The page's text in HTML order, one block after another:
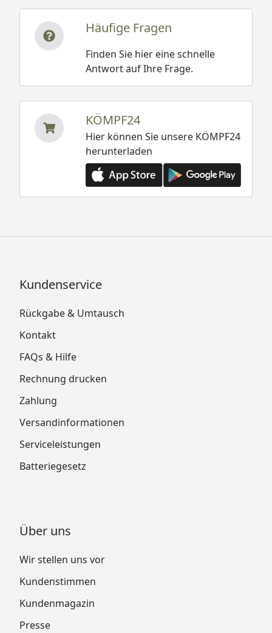
Häufige Fragen
Finden Sie hier eine schnelle
Antwort auf Ihre Frage.
KÖMPF24
Hier können Sie unsere KÖMPF24
herunterladen
Kundenservice
Rückgabe & Umtausch
Kontakt
FAQs & Hilfe
Rechnung drucken
Zahlung
Versandinformationen
Serviceleistungen
Batteriegesetz
Über uns
Wir stellen uns vor
Kundenstimmen
Kundenmagazin
Presse